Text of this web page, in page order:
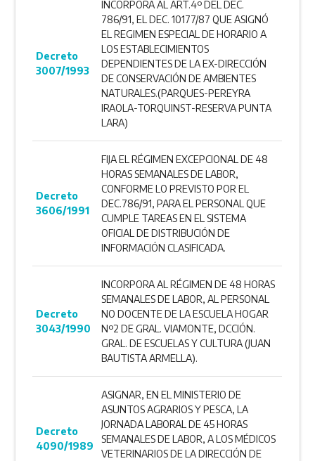
Decreto
3007/1993
INCORPORA AL ART.4º DEL DEC.
786/91, EL DEC. 10177/87 QUE ASIGNÓ
EL REGIMEN ESPECIAL DE HORARIO A
LOS ESTABLECIMIENTOS
DEPENDIENTES DE LA EX-DIRECCIÓN
DE CONSERVACIÓN DE AMBIENTES
NATURALES.(PARQUES-PEREYRA
IRAOLA-TORQUINST-RESERVA PUNTA
LARA)
Decreto
3606/1991
FIJA EL RÉGIMEN EXCEPCIONAL DE 48
HORAS SEMANALES DE LABOR,
CONFORME LO PREVISTO POR EL
DEC.786/91, PARA EL PERSONAL QUE
CUMPLE TAREAS EN EL SISTEMA
OFICIAL DE DISTRIBUCIÓN DE
INFORMACIÓN CLASIFICADA.
Decreto
3043/1990
INCORPORA AL RÉGIMEN DE 48 HORAS
SEMANALES DE LABOR, AL PERSONAL
NO DOCENTE DE LA ESCUELA HOGAR
Nº2 DE GRAL. VIAMONTE, DCCIÓN.
GRAL. DE ESCUELAS Y CULTURA (JUAN
BAUTISTA ARMELLA).
Decreto
4090/1989
ASIGNAR, EN EL MINISTERIO DE
ASUNTOS AGRARIOS Y PESCA, LA
JORNADA LABORAL DE 45 HORAS
SEMA­NALES DE LABOR, A LOS MÉDICOS
VETERINARIOS DE LA DIRECCIÓN DE